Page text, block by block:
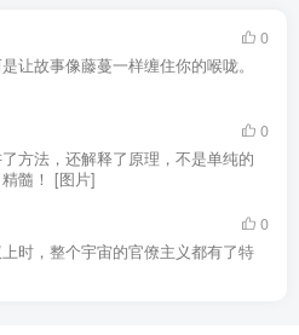
0
让故事像藤蔓一样缠住你的喉咙。
0
方法，还解释了原理，不是单纯的
髓！ [图片]
0
时，整个宇宙的官僚主义都有了特